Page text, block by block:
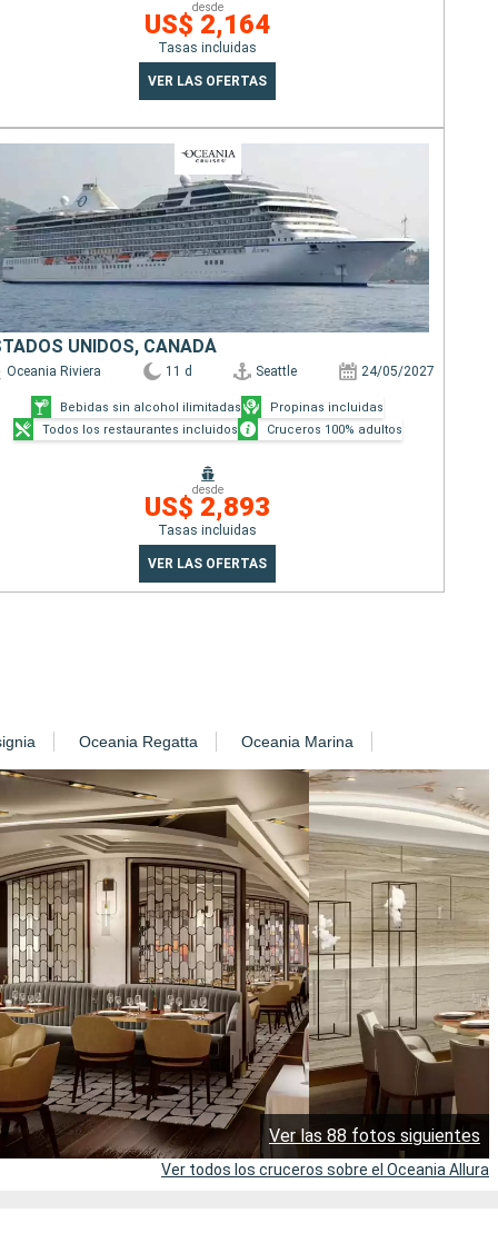
desde
US$ 2,164
Tasas incluidas
VER LAS OFERTAS
UNIDOS, CANADÁ
Oceania Riviera 11 d Seattle 24/05/2027
Bebidas sin alcohol ilimitadas
Propinas incluidas
Todos los restaurantes incluidos
Cruceros 100% adultos
desde
US$ 2,893
Tasas incluidas
VER LAS OFERTAS
Oceania Regatta Oceania Marina
Ver las 88 fotos siguientes
Ver todos los cruceros sobre el Oceania Allura